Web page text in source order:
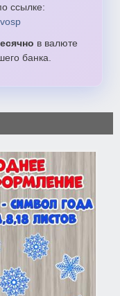
ссылке:
в валюте
банка.